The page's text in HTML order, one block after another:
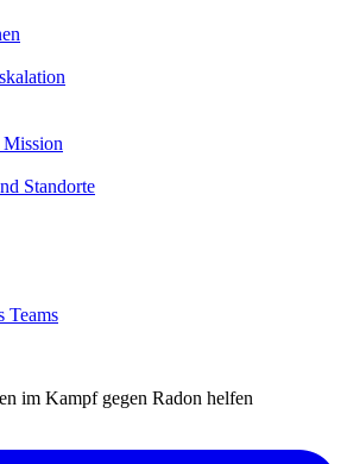
Mission
Standorte
Teams
im Kampf gegen Radon helfen